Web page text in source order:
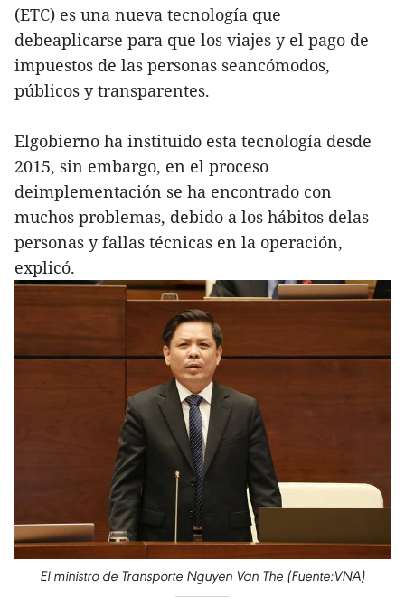
(ETC) es una nueva tecnología que
debeaplicarse para que los viajes y el pago de
impuestos de las personas seancómodos,
públicos y transparentes.
Elgobierno ha instituido esta tecnología desde
2015, sin embargo, en el proceso
deimplementación se ha encontrado con
muchos problemas, debido a los hábitos delas
personas y fallas técnicas en la operación,
explicó.
El ministro de Transporte Nguyen Van The (Fuente:VNA)